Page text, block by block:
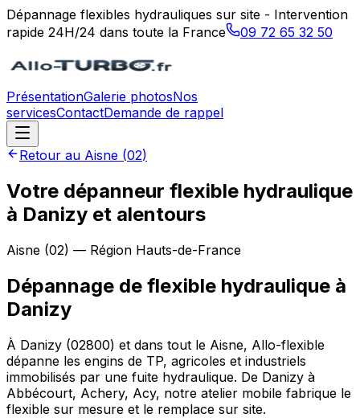
Dépannage flexibles hydrauliques sur site - Intervention
rapide 24H/24 dans toute la France
09 72 65 32 50
PrésentationGalerie photosNos
servicesContactDemande de rappel
Retour au Aisne (02)
Votre dépanneur flexible hydraulique
à Danizy et alentours
Aisne (02) — Région Hauts-de-France
Dépannage de flexible hydraulique à
Danizy
À Danizy (02800) et dans tout le Aisne, Allo-flexible
dépanne les engins de TP, agricoles et industriels
immobilisés par une fuite hydraulique. De Danizy à
Abbécourt, Achery, Acy, notre atelier mobile fabrique le
flexible sur mesure et le remplace sur site.